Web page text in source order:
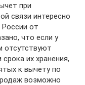
при
связи интересно
от
что если у
отсутствуют
их хранения,
к вычету по
возможно